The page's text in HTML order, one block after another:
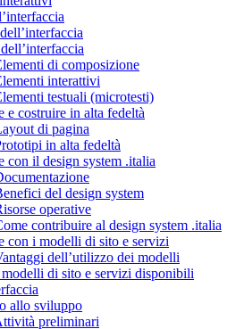
di composizione
interattivi
testuali (microtesti)
e costruire in alta fedeltà
di pagina
in alta fedeltà
con il design system .italia
del design system
operative
contribuire al design system .italia
con i modelli di sito e servizi
dell’utilizzo dei modelli
di sito e servizi disponibili
allo sviluppo
preliminari